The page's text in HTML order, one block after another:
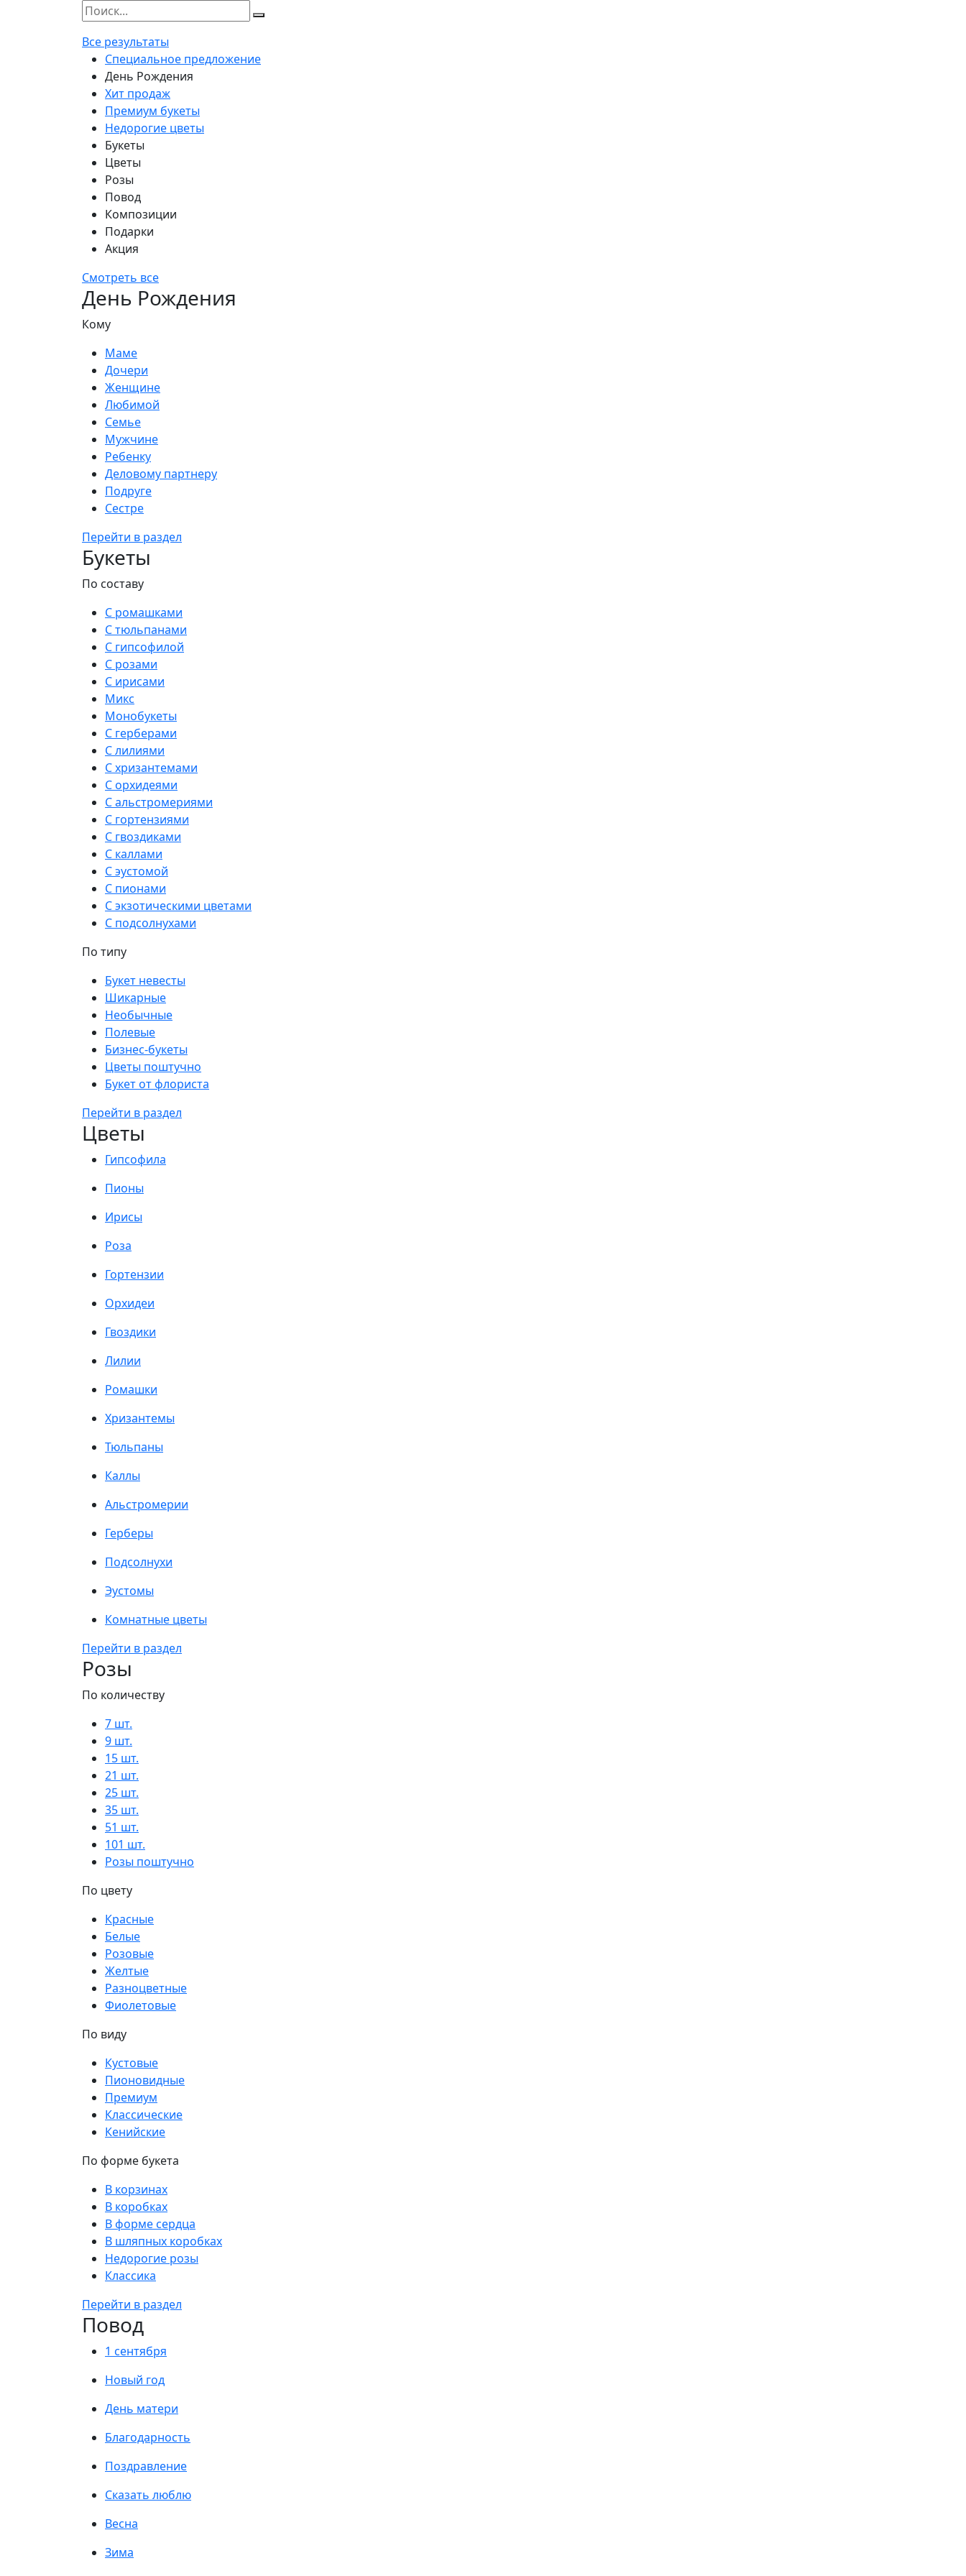
Все результаты
Специальное предложение
День Рождения
Хит продаж
Премиум букеты
Недорогие цветы
Букеты
Цветы
Розы
Повод
Композиции
Подарки
Акция
Смотреть все
День Рождения
Кому
Маме
Дочери
Женщине
Любимой
Семье
Мужчине
Ребенку
Деловому партнеру
Подруге
Сестре
Перейти в раздел
Букеты
По составу
С ромашками
С тюльпанами
С гипсофилой
С розами
С ирисами
Микс
Монобукеты
С герберами
С лилиями
С хризантемами
С орхидеями
С альстромериями
С гортензиями
С гвоздиками
С каллами
С эустомой
С пионами
С экзотическими цветами
С подсолнухами
По типу
Букет невесты
Шикарные
Необычные
Полевые
Бизнес-букеты
Цветы поштучно
Букет от флориста
Перейти в раздел
Цветы
Гипсофила
Пионы
Ирисы
Роза
Гортензии
Орхидеи
Гвоздики
Лилии
Ромашки
Хризантемы
Тюльпаны
Каллы
Альстромерии
Герберы
Подсолнухи
Эустомы
Комнатные цветы
Перейти в раздел
Розы
По количеству
7 шт.
9 шт.
15 шт.
21 шт.
25 шт.
35 шт.
51 шт.
101 шт.
Розы поштучно
По цвету
Красные
Белые
Розовые
Желтые
Разноцветные
Фиолетовые
По виду
Кустовые
Пионовидные
Премиум
Классические
Кенийские
По форме букета
В корзинах
В коробках
В форме сердца
В шляпных коробках
Недорогие розы
Классика
Перейти в раздел
Повод
1 сентября
Новый год
День матери
Благодарность
Поздравление
Сказать люблю
Весна
Зима